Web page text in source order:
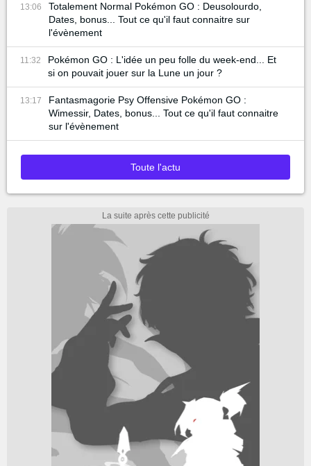
13:06
Totalement Normal Pokémon GO : Deusolourdo,
Dates, bonus... Tout ce qu'il faut connaitre sur
l'évènement
11:32
Pokémon GO : L'idée un peu folle du week-end... Et
si on pouvait jouer sur la Lune un jour ?
13:17
Fantasmagorie Psy Offensive Pokémon GO :
Wimessir, Dates, bonus... Tout ce qu'il faut connaitre
sur l'évènement
Toute l'actu